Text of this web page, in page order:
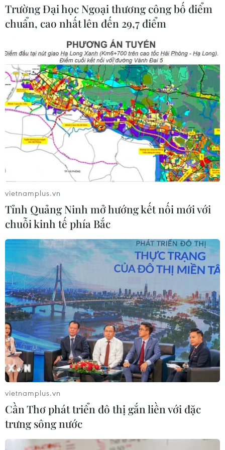
Giảm tiền thuê đất: Không lỡ nhịp với tiến
trình phục hồi kinh tế
13/03/2023 08:33
Tiếp tục chùm 3 bài về chính sách của Chính phủ giảm
30% tiền thuê đất, bài viết này đề cập việc Bộ Tài chính,
ngành thuế đã cùng "chung tay" hỗ trợ doanh nghiệp,
người dân vượt qua khó khăn.
Tổng hợp ý kiến về dự án Luật Đất đai sửa
đổi phải đầy đủ, trung thực
16/03/2023 12:47
Về việc lấy ý kiến nhân dân về dự án Luật Đất đai (sửa
đổi), Chủ tịch Quốc hội nhấn mạnh chú trọng chất lượng
báo cáo, không để xảy ra tình trạng có ý kiến không
được giải trình, tiếp thu đầy đủ.
Trường Đại học Ngoại thương công bố điểm
chuẩn, cao nhất lên đến 29,7 điểm
vietnamplus.vn
Tỉnh Quảng Ninh mở hướng kết nối mới với
chuỗi kinh tế phía Bắc
vietnamplus.vn
Cần Thơ phát triển đô thị gắn liền với đặc
trưng sông nước